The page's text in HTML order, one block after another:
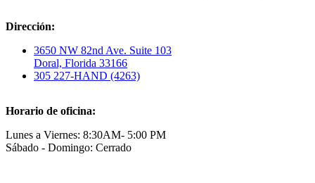
Dirección:
3650 NW 82nd Ave. Suite 103
Doral, Florida 33166
305 227-HAND (4263)
Horario de oficina:
Lunes a Viernes: 8:30AM- 5:00 PM
Sábado - Domingo: Cerrado